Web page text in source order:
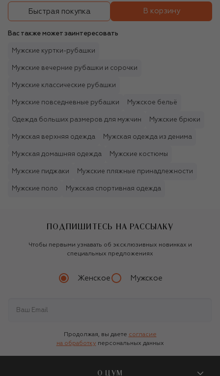
Быстрая покупка В корзину
Вас также может заинтересовать
Мужские куртки-рубашки
Мужские вечерние рубашки и сорочки
Мужские классические рубашки
Мужские повседневные рубашки Мужское бельё
Одежда больших размеров для мужчин Мужские брюки
Мужская верхняя одежда Мужская одежда из денима
Мужская домашняя одежда Мужские костюмы
Мужские пиджаки Мужские пляжные принадлежности
Мужские поло Мужская спортивная одежда
ПОДПИШИТЕСЬ НА РАССЫЛКУ
Чтобы первыми узнавать об эксклюзивных новинках и
специальных предложениях
Женское Мужское
Продолжая, вы даете согласие
на обработку персональных данных
О ЦУМ